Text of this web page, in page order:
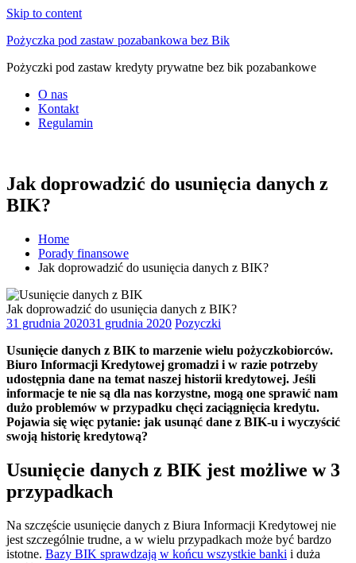
Skip to content
Pożyczka pod zastaw pozabankowa bez Bik
Pożyczki pod zastaw kredyty prywatne bez bik pozabankowe
O nas
Kontakt
Regulamin
Jak doprowadzić do usunięcia danych z
BIK?
Home
Porady finansowe
Jak doprowadzić do usunięcia danych z BIK?
Jak doprowadzić do usunięcia danych z BIK?
31 grudnia 202031 grudnia 2020 Pozyczki
Usunięcie danych z BIK to marzenie wielu pożyczkobiorców.
Biuro Informacji Kredytowej gromadzi i w razie potrzeby
udostępnia dane na temat naszej historii kredytowej. Jeśli
informacje te nie są dla nas korzystne, mogą one sprawić nam
dużo problemów w przypadku chęci zaciągnięcia kredytu.
Pojawia się więc pytanie: jak usunąć dane z BIK-u i wyczyścić
swoją historię kredytową?
Usunięcie danych z BIK jest możliwe w 3
przypadkach
Na szczęście usunięcie danych z Biura Informacji Kredytowej nie
jest szczególnie trudne, a w wielu przypadkach może być bardzo
istotne. Bazy BIK sprawdzają w końcu wszystkie banki i duża